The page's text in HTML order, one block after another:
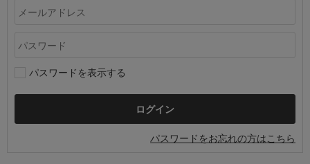
パスワードを表示する
パスワードをお忘れの方はこちら